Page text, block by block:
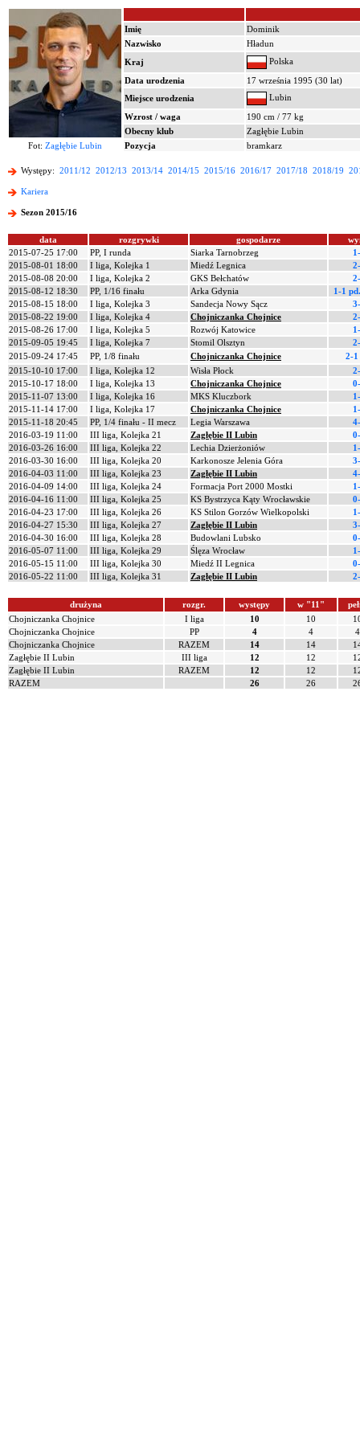
Imię
Dominik
Nazwisko
Hładun
Kraj
Polska
Data urodzenia
17 września 1995 (30 lat)
Miejsce urodzenia
Lubin
Wzrost / waga
190 cm / 77 kg
Obecny klub
Zagłębie Lubin
Fot: Zagłębie Lubin Pozycja bramkarz
Występy: 2011/12 2012/13 2013/14 2014/15 2015/16 2016/17 2017/18 2018/19
Kariera
Sezon 2015/16
data rozgrywki gospodarze
2015-07-25 17:00
PP, I runda Siarka Tarnobrzeg
2015-08-01 18:00
I liga, Kolejka 1 Miedź Legnica
2015-08-08 20:00
I liga, Kolejka 2 GKS Bełchatów
2015-08-12 18:30
PP, 1/16 finału Arka Gdynia
1-1
2015-08-15 18:00
I liga, Kolejka 3 Sandecja Nowy Sącz
2015-08-22 19:00
I liga, Kolejka 4 Chojniczanka Chojnice
2015-08-26 17:00
I liga, Kolejka 5 Rozwój Katowice
2015-09-05 19:45
I liga, Kolejka 7 Stomil Olsztyn
2015-09-24 17:45
PP, 1/8 finału Chojniczanka Chojnice
2-1
2015-10-10 17:00
I liga, Kolejka 12 Wisła Płock
2015-10-17 18:00
I liga, Kolejka 13 Chojniczanka Chojnice
2015-11-07 13:00
I liga, Kolejka 16 MKS Kluczbork
2015-11-14 17:00
I liga, Kolejka 17 Chojniczanka Chojnice
2015-11-18 20:45
PP, 1/4 finału - II mecz Legia Warszawa
2016-03-19 11:00
III liga, Kolejka 21 Zagłębie II Lubin
2016-03-26 16:00
III liga, Kolejka 22 Lechia Dzierżoniów
2016-03-30 16:00
III liga, Kolejka 20 Karkonosze Jelenia Góra
2016-04-03 11:00
III liga, Kolejka 23 Zagłębie II Lubin
2016-04-09 14:00
III liga, Kolejka 24 Formacja Port 2000 Mostki
2016-04-16 11:00
III liga, Kolejka 25 KS Bystrzyca Kąty Wrocławskie
2016-04-23 17:00
III liga, Kolejka 26 KS Stilon Gorzów Wielkopolski
2016-04-27 15:30
III liga, Kolejka 27 Zagłębie II Lubin
2016-04-30 16:00
III liga, Kolejka 28 Budowlani Lubsko
2016-05-07 11:00
III liga, Kolejka 29 Ślęza Wrocław
2016-05-15 11:00
III liga, Kolejka 30 Miedź II Legnica
2016-05-22 11:00
III liga, Kolejka 31 Zagłębie II Lubin
drużyna rozgr. występy w "11"
Chojniczanka Chojnice
I liga 10 10
Chojniczanka Chojnice
PP 4 4
4
Chojniczanka Chojnice
RAZEM 14 14
Zagłębie II Lubin
III liga 12 12
Zagłębie II Lubin
RAZEM 12 12
RAZEM
26 26